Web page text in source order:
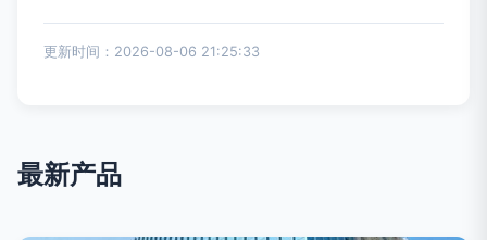
更新时间：2026-08-06 21:25:33
最新产品